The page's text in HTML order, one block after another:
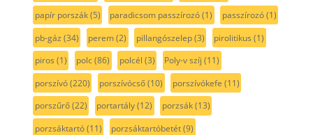
papír porszák(5) paradicsom passzírozó(1) passzírozó(1)
pb-gáz (34) perem(2) pillangószelep(3) pirolitikus (1)
piros (1) polc(86) polcél (3) Poly-v szíj (11)
porszívó(220) porszívócső(10) porszívókefe (11)
porszűrő(22) portartály(12) porzsák(13)
porzsáktartó(11) porzsáktartóbetét(9)